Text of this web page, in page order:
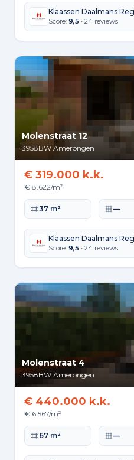
Klaassen Daalmans
Score: 9,5 • 24 reviews
Molenstraat 12
3958BW Amerongen
€ 319.000 k.k.
€ 8.622/m²
Woonoppervlakte
37 m² —
Klaassen Daalmans
Score: 9,5 • 24 reviews
Molenstraat 4
3958BW Amerongen
€ 440.000 k.k.
€ 6.567/m²
Woonoppervlakte
67 m² —